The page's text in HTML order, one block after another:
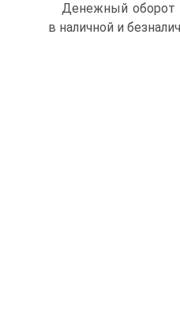
Денежный оборот
в наличной и